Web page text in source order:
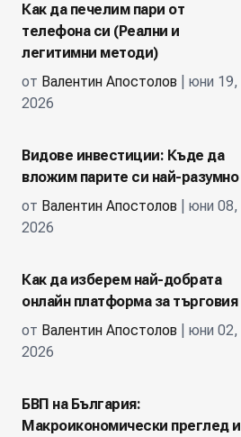
Как да печелим пари от
телефона си (Реални и
легитимни методи)
от Валентин Апостолов | юни 19,
2026
Видове инвестиции: Къде да
вложим парите си най-разумно
от Валентин Апостолов | юни 08,
2026
Как да изберем най-добрата
онлайн платформа за търговия
от Валентин Апостолов | юни 02,
2026
БВП на България:
Макроикономически преглед и